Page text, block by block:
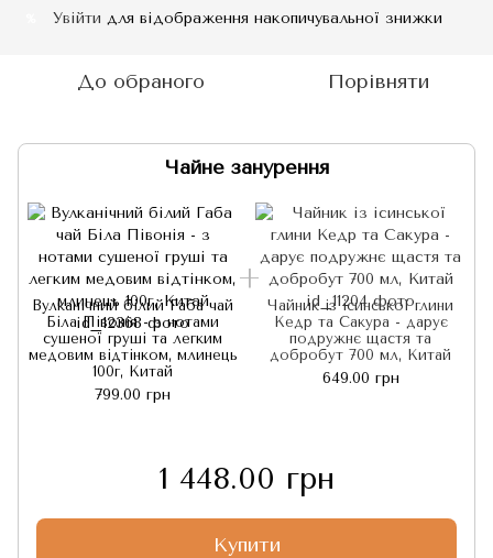
Увійти для відображення накопичувальної знижки
До обраного Порівняти
Чайне занурення
Вулканічний білий Габа чай
Біла Півонія - з нотами
сушеної груші та легким
медовим відтінком, млинець
100г, Китай
799.00 грн
Чайник із ісинської глини
Кедр та Сакура - дарує
подружнє щастя та
добробут 700 мл, Китай
649.00 грн
1 448.00 грн
Купити